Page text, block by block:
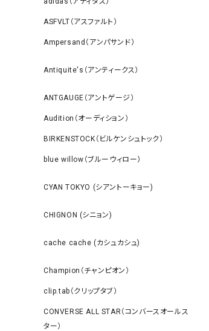
ASFVLT（アスファルト）
Ampersand（アンパサンド）
Antiquite's（アンティークス）
ANTGAUGE（アントゲージ）
Audition（オーディション）
BIRKENSTOCK（ビルケンシュトック）
blue willow（ブルーウィロー）
CYAN TOKYO (シアントーキョー)
CHIGNON (シニョン)
cache cache (カシュカシュ)
Champion（チャンピオン）
clip.tab（クリップタブ）
CONVERSE ALL STAR（コンバースオールス
ター）